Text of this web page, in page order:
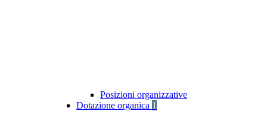
Posizioni organizzative
Dotazione organica 1